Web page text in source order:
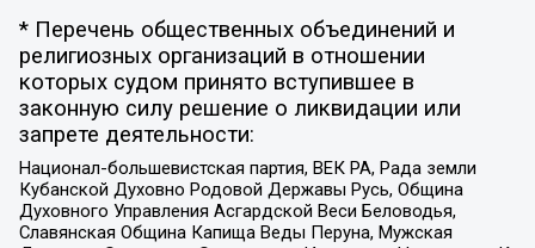
* Перечень общественных объединений и
религиозных организаций в отношении
которых судом принято вступившее в
законную силу решение о ликвидации или
запрете деятельности:
Национал-большевистская партия, ВЕК РА, Рада земли
Кубанской Духовно Родовой Державы Русь, Община
Духовного Управления Асгардской Веси Беловодья,
Славянская Община Капища Веды Перуна, Мужская